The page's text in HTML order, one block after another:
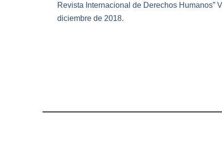
Revista Internacional de Derechos Humanos”
diciembre de 2018.